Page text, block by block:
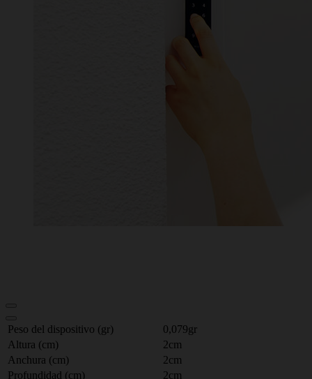
Peso del dispositivo (gr)
0,079gr
Altura (cm)
2cm
Anchura (cm)
2cm
Profundidad (cm)
2cm